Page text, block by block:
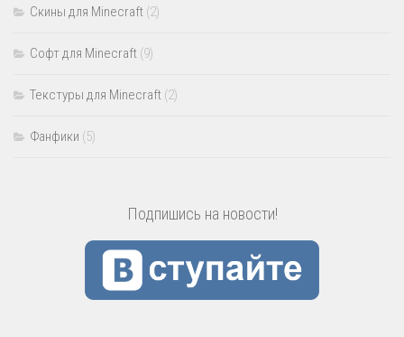
Скины для Minecraft (2)
Софт для Minecraft (9)
Текстуры для Minecraft (2)
Фанфики (5)
Подпишись на новости!